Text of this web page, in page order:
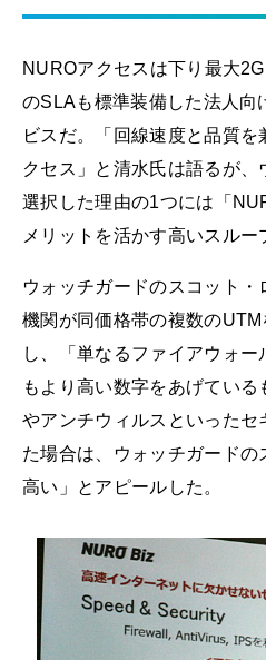
NUROアクセスは下り最大
のSLAも標準装備した法人向
ビスだ。「回線速度と品質
クセス」と清水氏は語るが
選択した理由の1つには「
メリットを活かす高いスルー
ウォッチガードのスコット
機関が同価格帯の複数の
し、「単なるファイアウォ
もより高い数字をあげてい
やアンチウィルスといったセ
た場合は、ウォッチガード
高い」とアピールした。